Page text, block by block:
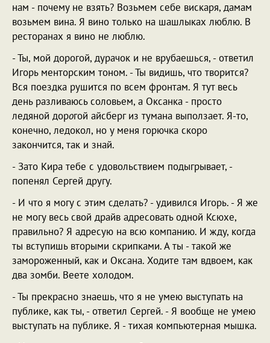
нам - почему не взять? Возьмем себе вискаря, дамам
возьмем вина. Я вино только на шашлыках люблю. В
ресторанах я вино не люблю.
- Ты, мой дорогой, дурачок и не врубаешься, - ответил
Игорь менторским тоном. - Ты видишь, что творится?
Вся поездка рушится по всем фронтам. Я тут весь
день разливаюсь соловьем, а Оксанка - просто
ледяной дорогой айсберг из тумана выползает. Я-то,
конечно, ледокол, но у меня горючка скоро
закончится, так и знай.
- Зато Кира тебе с удовольствием подыгрывает, -
попенял Сергей другу.
- И что я могу с этим сделать? - удивился Игорь. - Я же
не могу весь свой драйв адресовать одной Ксюхе,
правильно? Я адресую на всю компанию. И жду, когда
ты вступишь вторыми скрипками. А ты - такой же
замороженный, как и Оксана. Ходите там вдвоем, как
два зомби. Веете холодом.
- Ты прекрасно знаешь, что я не умею выступать на
публике, как ты, - ответил Сергей. - Я вообще не умею
выступать на публике. Я - тихая компьютерная мышка.